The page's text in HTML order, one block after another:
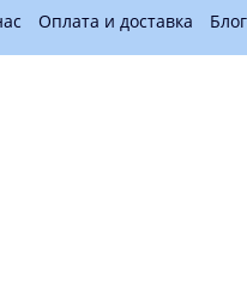
Оплата и доставка Блог